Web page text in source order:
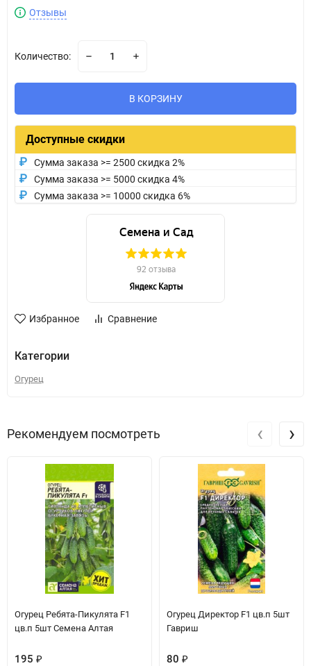
Отзывы
Количество:
В КОРЗИНУ
Доступные скидки
Сумма заказа >= 2500 скидка 2%
Сумма заказа >= 5000 скидка 4%
Сумма заказа >= 10000 скидка 6%
Избранное Сравнение
Категории
Огурец
Рекомендуем посмотреть
Огурец Ребята-Пикулята F1
цв.п 5шт Семена Алтая
195 ₽
Огурец Директор F1 цв.п 5шт
Гавриш
80 ₽
‹ ›